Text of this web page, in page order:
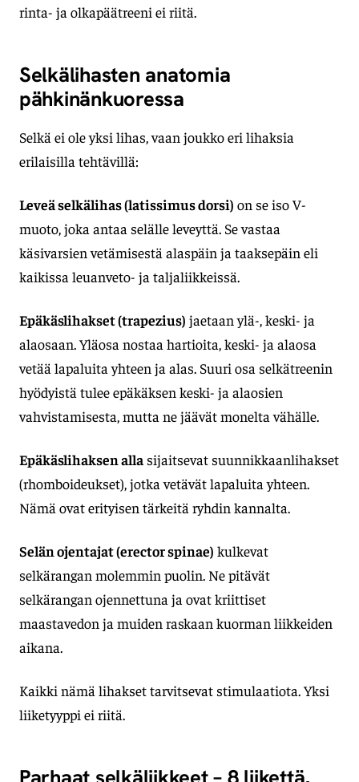
rinta- ja olkapäätreeni ei riitä.
Selkälihasten anatomia
pähkinänkuoressa
Selkä ei ole yksi lihas, vaan joukko eri lihaksia
erilaisilla tehtävillä:
Leveä selkälihas (latissimus dorsi) on se iso V-
muoto, joka antaa selälle leveyttä. Se vastaa
käsivarsien vetämisestä alaspäin ja taaksepäin eli
kaikissa leuanveto- ja taljaliikkeissä.
Epäkäslihakset (trapezius) jaetaan ylä-, keski- ja
alaosaan. Yläosa nostaa hartioita, keski- ja alaosa
vetää lapaluita yhteen ja alas. Suuri osa selkätreenin
hyödyistä tulee epäkäksen keski- ja alaosien
vahvistamisesta, mutta ne jäävät monelta vähälle.
Epäkäslihaksen alla sijaitsevat suunnikkaanlihakset
(rhomboideukset), jotka vetävät lapaluita yhteen.
Nämä ovat erityisen tärkeitä ryhdin kannalta.
Selän ojentajat (erector spinae) kulkevat
selkärangan molemmin puolin. Ne pitävät
selkärangan ojennettuna ja ovat kriittiset
maastavedon ja muiden raskaan kuorman liikkeiden
aikana.
Kaikki nämä lihakset tarvitsevat stimulaatiota. Yksi
liiketyyppi ei riitä.